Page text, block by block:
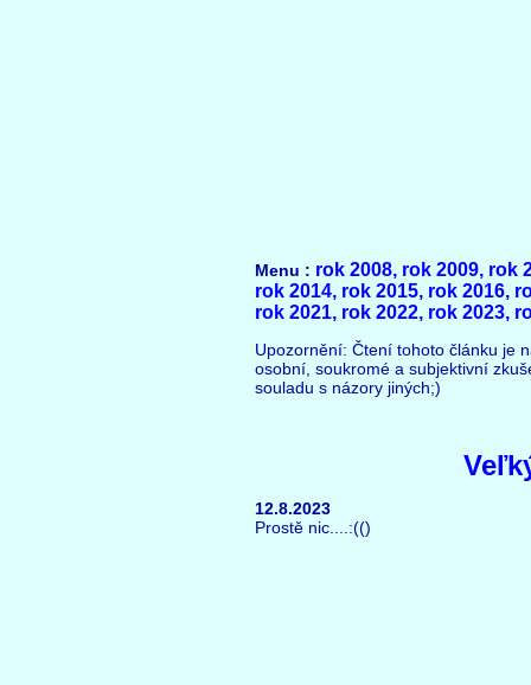
Menu : rok 2008, rok 2009, rok
rok 2014, rok 2015, rok 2016,
rok 2021, rok 2022, rok 2023,
Upozornění: Čtení tohoto článku je
osobní, soukromé a subjektivní
souladu s názory jiných;)
12.8.2023
Prostě nic....:(()